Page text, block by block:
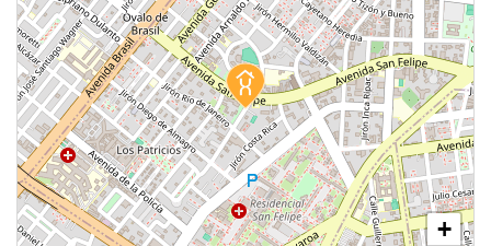
1 unidad disponible
Desde
S/ 886,000
Modelo Tipo 5
105.30 m² Piso 11
3 dorms. 2 baños
COTIZAR AHORA
+